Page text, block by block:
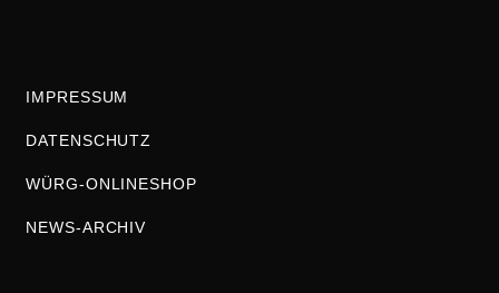
IMPRESSUM
DATENSCHUTZ
WÜRG-ONLINESHOP
NEWS-ARCHIV